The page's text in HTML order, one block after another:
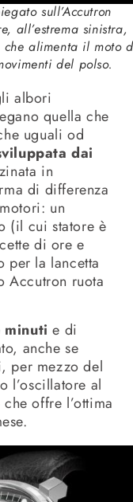
sull’Accutron
all’estrema
alimenta il moto
del polso.
albori
quella che
uguali od
dai
in
di differenza
un
(il cui statore è
di ore e
per la lancetta
Accutron ruota
e di
anche se
per mezzo del
l’oscillatore al
offre l’ottima